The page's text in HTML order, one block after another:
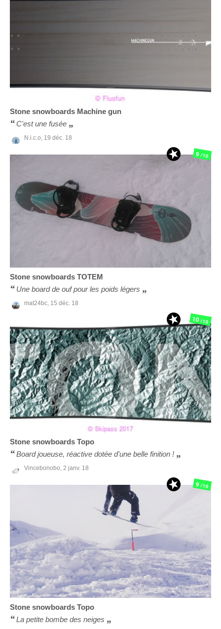
Stone snowboards Machine gun
C'est une fusée
N.i.c.o, 19 déc. 18
Stone snowboards TOTEM
Une board de ouf pour les poids légers
mat24bc, 15 déc. 18
9/10
Stone snowboards Topo
Board joueuse, réactive dotée d'une belle finition !
Vincebonobo, 2 janv. 18
10/10
Stone snowboards Topo
La petite bombe des neiges
9/10